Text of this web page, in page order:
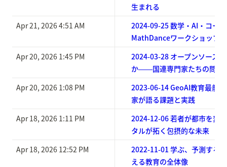
生まれる
Apr 21, 2026 4:51 AM
2024-09-25 数学・AI・コー
MathDanceワークショップ
Apr 20, 2026 1:45 PM
2024-03-28 オープンソース
か――国連専門家たちの問い
Apr 20, 2026 1:08 PM
2023-06-14 GeoAI教育最前
家が語る課題と実践
Apr 18, 2026 1:11 PM
2024-12-06 若者が都市を変
タルが拓く包摂的な未来
Apr 18, 2026 12:52 PM
2022-11-01 学ぶ、予測する
える教育の全体像